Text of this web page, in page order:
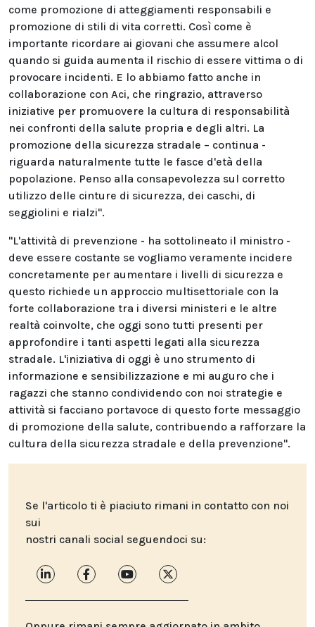
come promozione di atteggiamenti responsabili e
promozione di stili di vita corretti. Così come è
importante ricordare ai giovani che assumere alcol
quando si guida aumenta il rischio di essere vittima o di
provocare incidenti. E lo abbiamo fatto anche in
collaborazione con Aci, che ringrazio, attraverso
iniziative per promuovere la cultura di responsabilità
nei confronti della salute propria e degli altri. La
promozione della sicurezza stradale – continua -
riguarda naturalmente tutte le fasce d'età della
popolazione. Penso alla consapevolezza sul corretto
utilizzo delle cinture di sicurezza, dei caschi, di
seggiolini e rialzi".
"L'attività di prevenzione - ha sottolineato il ministro -
deve essere costante se vogliamo veramente incidere
concretamente per aumentare i livelli di sicurezza e
questo richiede un approccio multisettoriale con la
forte collaborazione tra i diversi ministeri e le altre
realtà coinvolte, che oggi sono tutti presenti per
approfondire i tanti aspetti legati alla sicurezza
stradale. L'iniziativa di oggi è uno strumento di
informazione e sensibilizzazione e mi auguro che i
ragazzi che stanno condividendo con noi strategie e
attività si facciano portavoce di questo forte messaggio
di promozione della salute, contribuendo a rafforzare la
cultura della sicurezza stradale e della prevenzione".
Se l'articolo ti è piaciuto rimani in contatto con noi
sui
nostri canali social seguendoci su: